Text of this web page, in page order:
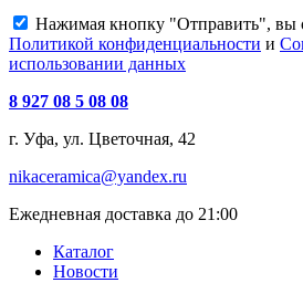
Нажимая кнопку "Отправить", вы
Политикой конфиденциальности и
использовании данных
8 927 08 5 08 08
г. Уфа, ул. Цветочная, 42
nikaceramica@yandex.ru
Ежедневная доставка до 21:00
Каталог
Новости